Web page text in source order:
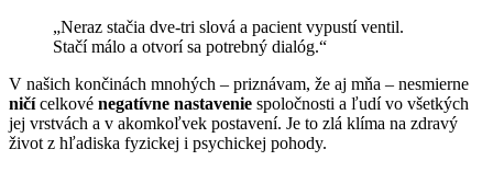
„Neraz stačia dve-tri slová a pacient vypustí ventil.
Stačí málo a otvorí sa potrebný dialóg.“
V našich končinách mnohých – priznávam, že aj mňa – nesmierne
ničícelkové negatívne nastavenie spoločnosti a ľudí vo všetkých
jej vrstvách a v akomkoľvek postavení. Je to zlá klíma na zdravý
život z hľadiska fyzickej i psychickej pohody.